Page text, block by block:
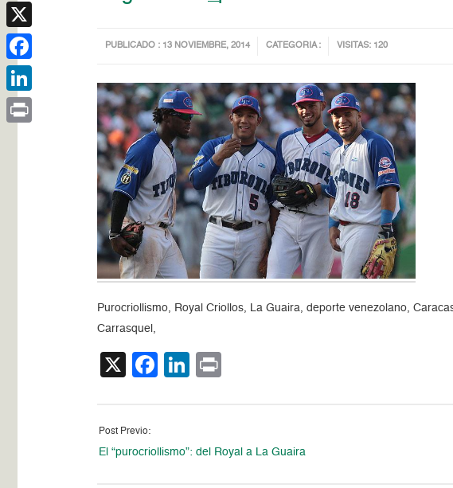
PUBLICADO : 13 NOVIEMBRE, 2014 CATEGORIA : VISITAS: 120
Purocriollismo, Royal Criollos, La Guaira, deporte venezolano,
Carrasquel,
X Facebook
LinkedIn
Post Previo:
El “purocriollismo”: del Royal a La Guaira
X
Facebook
LinkedIn